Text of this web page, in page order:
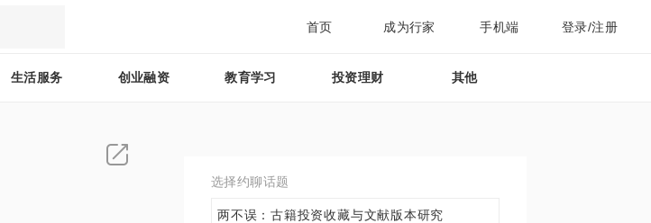
首页 成为行家 手机端 登录/注册
生活服务 创业融资 教育学习 投资理财 其他
选择约聊话题
两不误：古籍投资收藏与文献版本研究